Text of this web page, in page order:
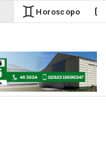
Horoscopo